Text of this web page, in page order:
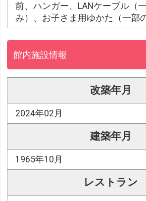
前、ハンガー、LANケーブル（
み）、お子さま用ゆかた（一部
館内施設情報
改築年月
2024年02月
建築年月
1965年10月
レストラン